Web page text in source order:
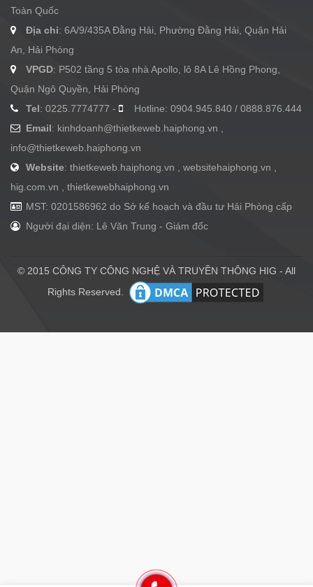
Toàn Quốc
Địa chỉ: 6A/9/435A Đằng Hải, Phường Đằng Hải, Quận Hải
An, Hải Phòng
VPGD: P502 tầng 5 tòa nhà Apollo, lô 8A Lê Hồng Phong,
Quận Ngô Quyền, Hải Phòng
Tel: 0225.7774777 -
Hotline: 0904.945.840 / 0888.876.444
Email: kinhdoanh@thietkeweb.haiphong.vn
info@thietkeweb.haiphong.vn
Website: thietkeweb.haiphong.vn , websitehaiphong.vn ,
hig.com.vn , thietkewebhaiphong.vn
MST: 0201586962 do Sở kế hoạch và đầu tư Hải Phòng cấp
Người đại diện: Lê Văn Trung - Giám đốc
© 2015 CÔNG TY CÔNG NGHỆ VÀ TRUYỀN THÔNG HIG - All
Rights Reserved.